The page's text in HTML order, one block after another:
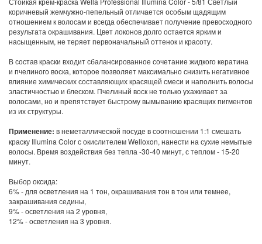
коричневый жемчужно-пепельный отличается особым щадящим
отношением к волосам и всегда обеспечивает получение превосходного
результата окрашивания. Цвет локонов долго остается ярким и
насыщенным, не теряет первоначальный оттенок и красоту.
В состав краски входит сбалансированное сочетание жидкого кератина
и пчелиного воска, которое позволяет максимально снизить негативное
влияние химических составляющих красящей смеси и наполнить волосы
эластичностью и блеском. Пчелиный воск не только ухаживает за
волосами, но и препятствует быстрому вымыванию красящих пигментов
из их структуры.
Применение: в неметаллической посуде в соотношении 1:1 смешать
краску Illumina Color с окислителем Welloxon, нанести на сухие немытые
волосы. Время воздействия без тепла -30-40 минут, с теплом - 15-20
минут.
Выбор оксида:
6% - для осветления на 1 тон, окрашивания тон в тон или темнее,
закрашивания седины,
9% - осветления на 2 уровня,
12% - осветления на 3 уровня.